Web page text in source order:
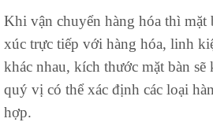
Khi vận chuyển hàng hóa thì mặt
xúc trực tiếp với hàng hóa, linh
khác nhau, kích thước mặt bàn sẽ
quý vị có thể xác định các loại
hợp.